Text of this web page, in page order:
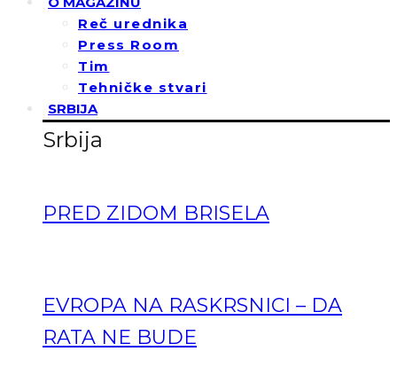
Reč urednika
Press Room
Tim
Tehničke stvari
SRBIJA
Srbija
PRED ZIDOM BRISELA
EVROPA NA RASKRSNICI – DA
RATA NE BUDE